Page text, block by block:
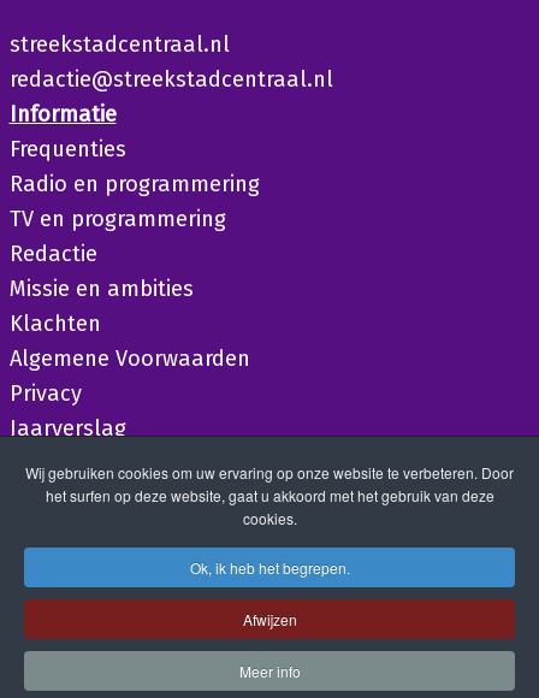
streekstadcentraal.nl
redactie@streekstadcentraal.nl
Informatie
Frequenties
Radio en programmering
TV en programmering
Redactie
Missie en ambities
Klachten
Algemene Voorwaarden
Privacy
Jaarverslag
Wij gebruiken cookies om uw ervaring op onze website te verbeteren. Door
het surfen op deze website, gaat u akkoord met het gebruik van deze
cookies.
Ok, ik heb het begrepen.
Afwijzen
Meer info